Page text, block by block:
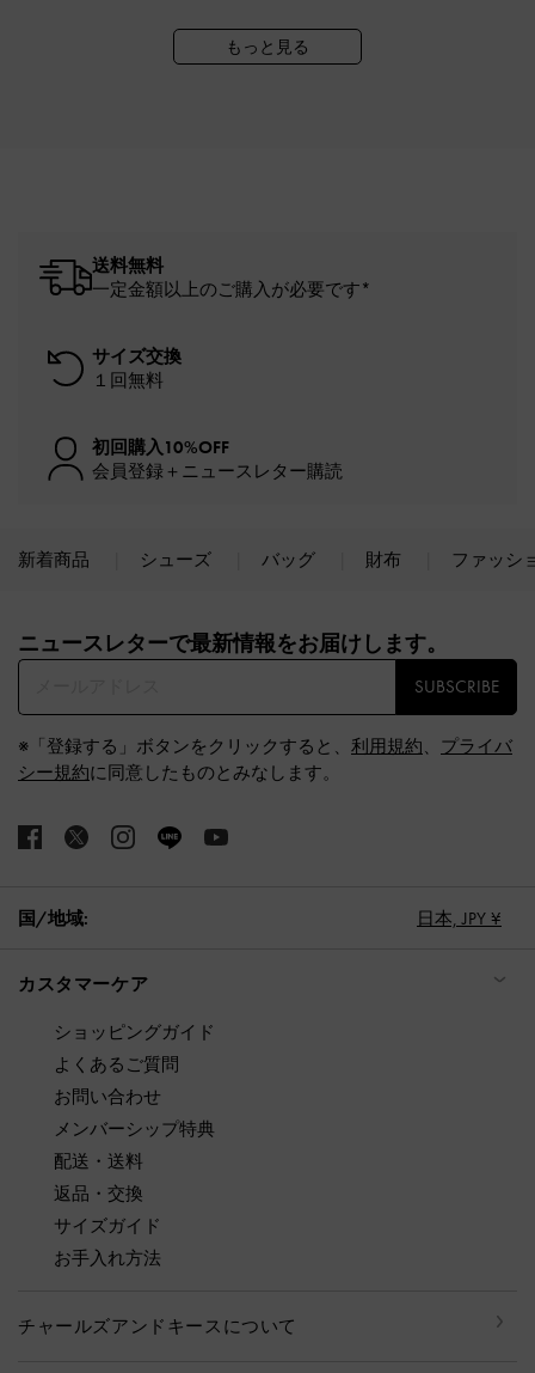
もっと見る
送料無料
一定金額以上のご購入が必要です*
サイズ交換
１回無料
初回購入10%OFF
会員登録＋ニュースレター購読
新着商品 シューズ バッグ 財布 ファッシ
ニュースレターで最新情報をお届けします。​
SUBSCRIBE
※「登録する」ボタンをクリックすると、 利用規約、 プライバ
シー規約に同意したものとみなします。
国/地域: 日本, JPY ¥
カスタマーケア
ショッピングガイド
よくあるご質問
お問い合わせ
メンバーシップ特典
配送・送料
返品・交換
サイズガイド
お手入れ方法
チャールズアンドキースについて